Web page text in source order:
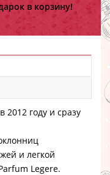
в корзину!
году и сразу
и легкой
Legere.